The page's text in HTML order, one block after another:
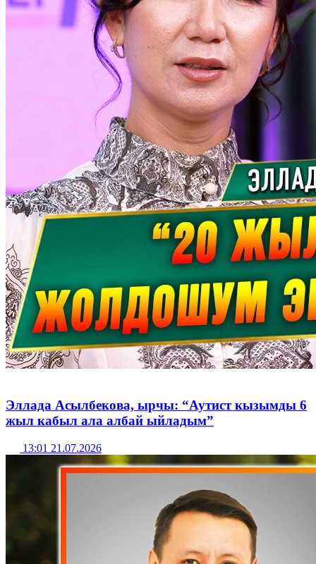
Эллада Асылбекова, ырчы: “Аутист кызымды 6
жыл кабыл ала албай ыйладым”
13:01 21.07.2026